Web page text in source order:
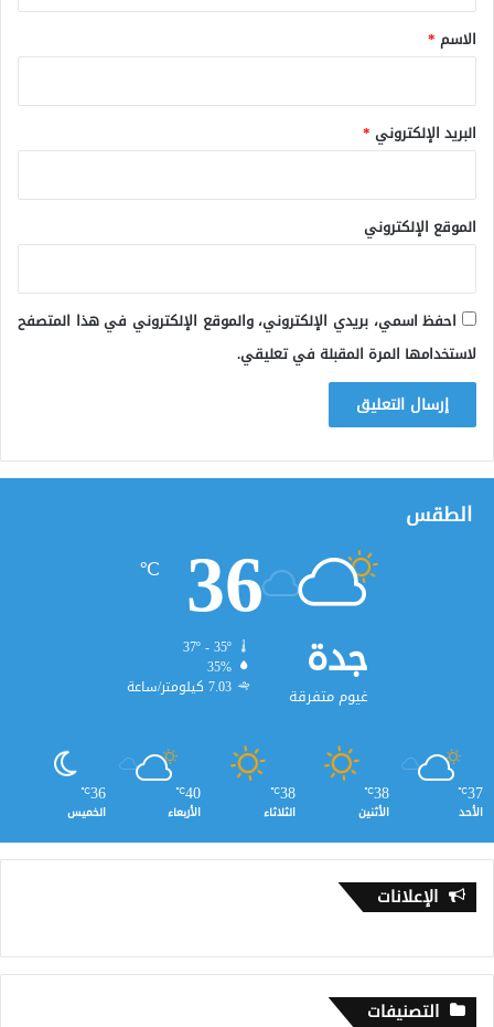
*
الاسم *
البريد الإلكتروني *
الموقع الإلكتروني
احفظ اسمي، بريدي الإلكتروني، والموقع الإلكتروني في هذا المتصفح
لاستخدامها المرة المقبلة في تعليقي.
الطقس
جدة
غيوم متفرقة
36
℃
37º - 35º
35%
7.03 كيلومتر/ساعة
37
℃
الأحد
38
℃
الأثنين
38
℃
الثلاثاء
40
℃
الأربعاء
36
℃
الخميس
الإعلانات
التصنيفات